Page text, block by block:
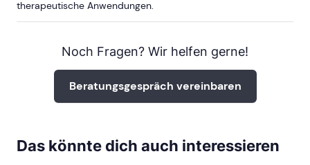
ab Sa, 10. Oktober 2026
ab Sa, 13. März 2027
ab Sa, 18. September 2027
therapeutische Anwendungen.
Noch Fragen? Wir helfen gerne!
Beratungsgespräch vereinbaren
Das könnte dich auch interessieren